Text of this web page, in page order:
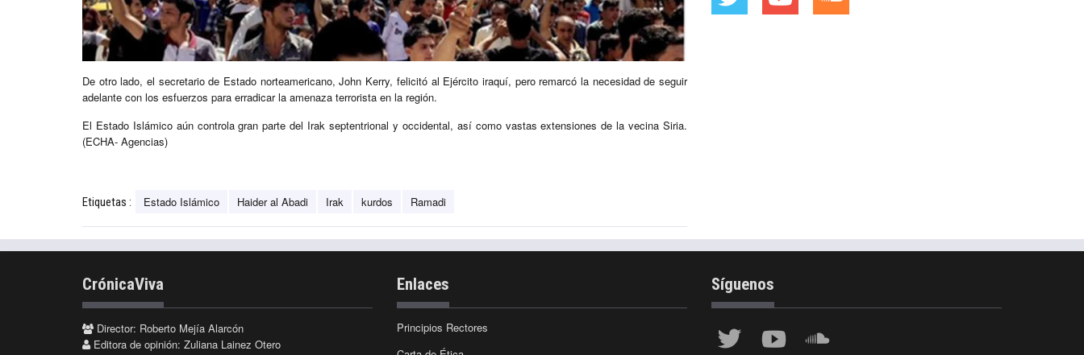
De otro lado, el secretario de Estado norteamericano, John Kerry, felicitó al Ejército iraquí, pero remarcó la necesidad de seguir
adelante con los esfuerzos para erradicar la amenaza terrorista en la región.
El Estado Islámico aún controla gran parte del Irak septentrional y occidental, así como vastas extensiones de la vecina Siria.
(ECHA- Agencias)
Etiquetas : Estado Islámico Haider al Abadi Irak kurdos Ramadi
CrónicaViva
Director: Roberto Mejía Alarcón
Editora de opinión: Zuliana Lainez Otero
Enlaces
Principios Rectores
Síguenos